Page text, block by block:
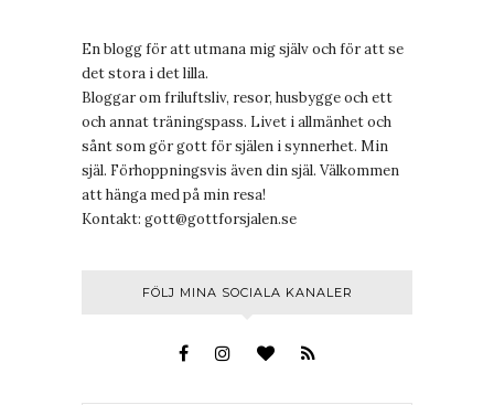
En blogg för att utmana mig själv och för att se
det stora i det lilla.
Bloggar om friluftsliv, resor, husbygge och ett
och annat träningspass. Livet i allmänhet och
sånt som gör gott för själen i synnerhet. Min
själ. Förhoppningsvis även din själ. Välkommen
att hänga med på min resa!
Kontakt: gott@gottforsjalen.se
FÖLJ MINA SOCIALA KANALER